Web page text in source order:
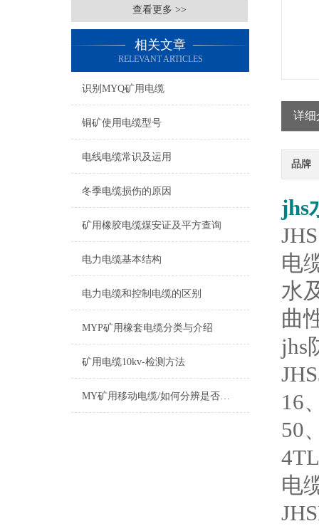
查看更多 >>
相关文章
RELEVANT ARTICLES
识别MYQ矿用电缆
铜矿使用电缆型号
电线电缆常识及运用
冬季电缆损伤的原因
矿用橡胶电缆煤安证及平方查询
电力电缆基本结构
电力电缆和控制电缆的区别
MYP矿用橡套电缆分类与介绍
矿用电缆10kv-检测方法
MY矿用移动电缆/如何分辨是否国标标准
详细
品牌
jhs
电
水
曲
jhs
16
50
电